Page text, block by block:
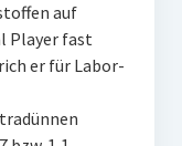
auf
Player fast
er für Labor-